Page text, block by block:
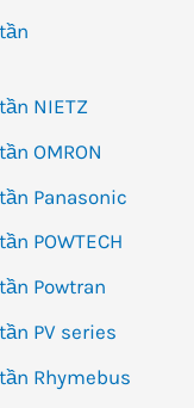
NIETZ
OMRON
Panasonic
POWTECH
Powtran
PV series
Rhymebus